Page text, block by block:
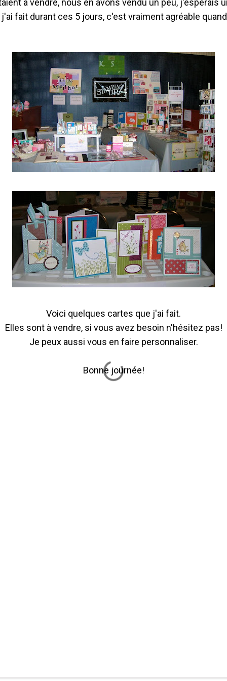
à vendre, nous en avons vendu un peu, j'espérais
fait durant ces 5 jours, c'est vraiment agréable
Voici quelques cartes que j'ai fait.
Elles sont à vendre, si vous avez besoin n'hésitez pas!
Je peux aussi vous en faire personnaliser.
Bonne journée!